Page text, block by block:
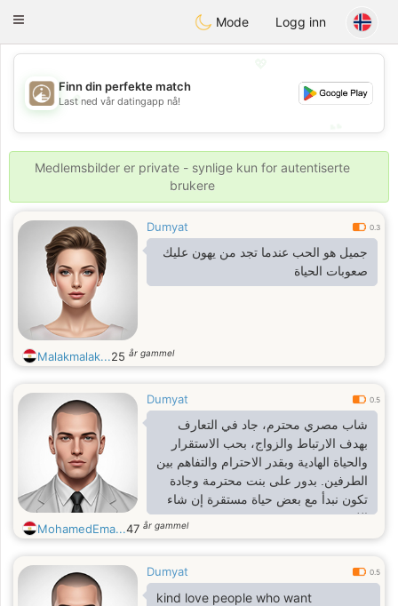
ahebik
Toggle
Mode Logg inn
💖
💕
Finn din perfekte match
Last ned vår datingapp nå!
Medlemsbilder er private - synlige kun for autentiserte
brukere
Dumyat 0.3
جميل هو الحب عندما تجد من يهون عليك
صعوبات الحياة
Malakmalak...25 år gammel
Dumyat 0.5
شاب مصري محترم، جاد في التعارف
بهدف الارتباط والزواج، بحب الاستقرار
والحياة الهادية وبقدر الاحترام والتفاهم بين
الطرفين. بدور على بنت محترمة وجادة
تكون نبدأ مع بعض حياة مستقرة إن شاء
الله.
MohamedEma...47 år gammel
Dumyat 0.5
kind love people who want